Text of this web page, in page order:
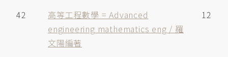
42
高等工程數學 = Advanced
engineering mathematics eng / 羅
文陽編著
12